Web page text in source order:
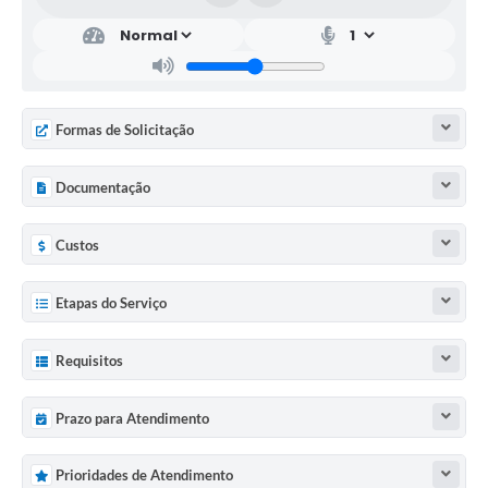
Formas de Solicitação
Documentação
Custos
Etapas do Serviço
Requisitos
Prazo para Atendimento
Prioridades de Atendimento